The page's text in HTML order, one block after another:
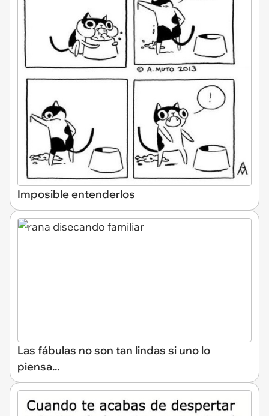
Imposible entenderlos
Las fábulas no son tan lindas si uno lo
piensa...